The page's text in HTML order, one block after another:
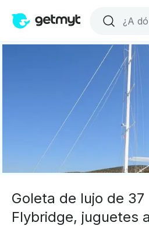
Goleta de lujo de
Flybridge, juguetes